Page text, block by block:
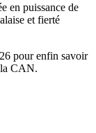
en puissance de
et fierté
pour enfin savoir
la CAN.